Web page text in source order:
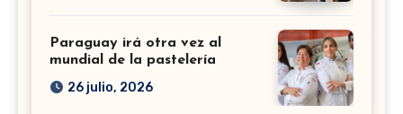
Paraguay irá otra vez al
mundial de la pastelería
26 julio, 2026